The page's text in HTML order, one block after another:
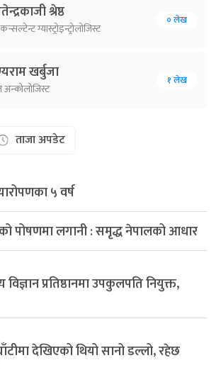
श्रेष्ठ
ग्यास्ट्रोइन्ट्रोलोजिस्ट
० लेख
खर्बुजा १ लेख
ताजा अपडेट
५ वर्ष
पोषणमा लगानी : समृद्ध नेपालको आधार
विज्ञान प्रतिष्ठानमा उपकुलपति नियुक्त,
देखिएको थियो सानो डल्लो, रहेछ